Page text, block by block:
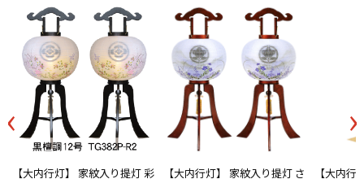
‹
【大内行灯】 家紋入り提灯 彩
【大内行灯】 家紋入り提灯 さ
【大内
›